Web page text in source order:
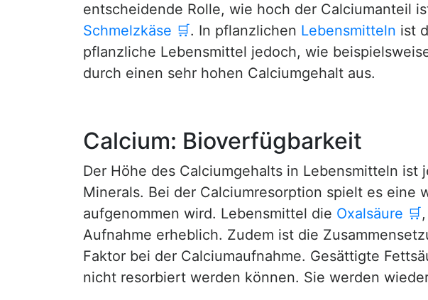
entscheidende Rolle, wie hoch der Calciumanteil
Schmelzkäse 🛒. In pflanzlichen Lebensmitteln ist
pflanzliche Lebensmittel jedoch, wie
durch einen sehr hohen Calciumgehalt aus.
Calcium: Bioverfügbarkeit
Der Höhe des Calciumgehalts in Lebensmitteln
Minerals. Bei der Calciumresorption spielt es eine
aufgenommen wird. Lebensmittel die Oxalsäure 🛒,
Aufnahme erheblich. Zudem ist die
Faktor bei der Calciumaufnahme. Gesättigte
nicht resorbiert werden können. Sie werden